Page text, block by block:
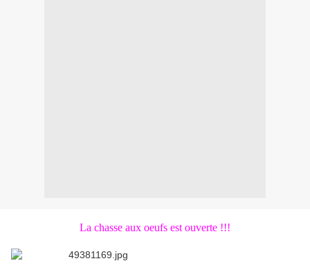
La chasse aux oeufs est ouverte !!!